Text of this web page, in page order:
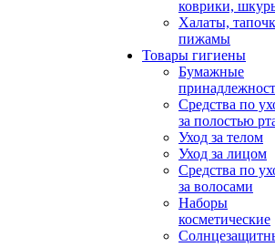
коврики,
Халаты,
пижамы
Товары гигиены
Бумажные
Средства по
за полостью
Уход за телом
Уход за лицом
Средства по
за волосами
Наборы
косметические